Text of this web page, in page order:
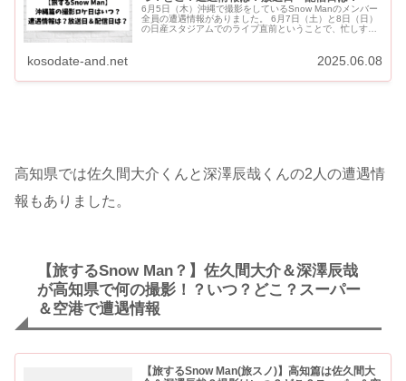
6月5日（木）沖縄で撮影をしているSnow Manのメンバー
全員の遭遇情報がありました。 6月7日（土）と8日（日）
の日産スタジアムでのライブ直前ということで、忙しすぎ
kosodate-and.net 2025.06.08
高知県では佐久間大介くんと深澤辰哉くんの2人の遭遇情
報もありました。
【旅するSnow Man？】佐久間大介＆深澤辰哉
が高知県で何の撮影！？いつ？どこ？スーパー
＆空港で遭遇情報
【旅するSnow Man(旅スノ)】高知篇は佐久間大